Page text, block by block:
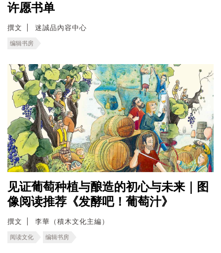
许愿书单
撰文 迷誠品內容中心
编辑书房
见证葡萄种植与酿造的初心与未来｜图
像阅读推荐《发酵吧！葡萄汁》
撰文 李華（積木文化主編）
阅读文化 编辑书房